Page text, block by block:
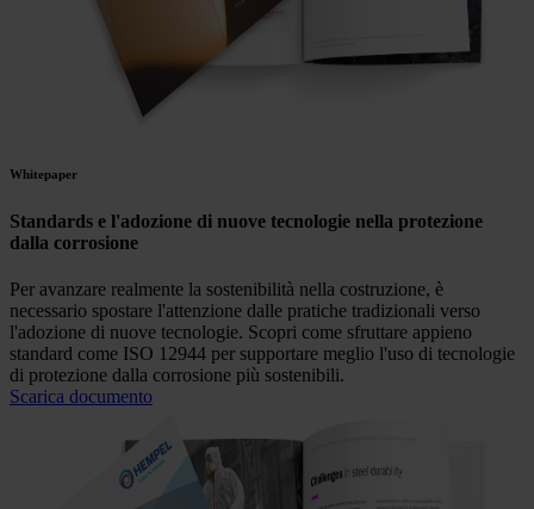
Whitepaper
Standards e l'adozione di nuove tecnologie nella protezione
dalla corrosione
Per avanzare realmente la sostenibilità nella costruzione, è
necessario spostare l'attenzione dalle pratiche tradizionali verso
l'adozione di nuove tecnologie. Scopri come sfruttare appieno
standard come ISO 12944 per supportare meglio l'uso di tecnologie
di protezione dalla corrosione più sostenibili.
Scarica documento